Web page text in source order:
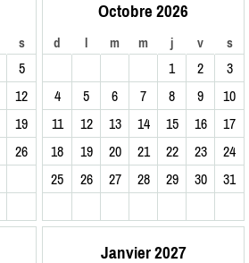
s
5
12
19
26
Octobre 2026
d l m m j v s
1 2
3
4
5 6 7 8 9
10
11
12 13 14 15 16
17
18
19 20 21 22 23
24
25
26 27 28 29 30 31
Janvier 2027